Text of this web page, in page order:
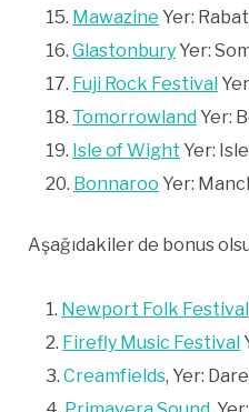
Mawazine Yer:
GlastonburyYer:
Fuji Rock Festival
Tomorrowland Yer:
Isle of Wight Yer:
Bonnaroo Yer:
Aşağıdakiler de bonus
Newport Folk Festival
Firefly Music Festival
Creamfields, Yer: